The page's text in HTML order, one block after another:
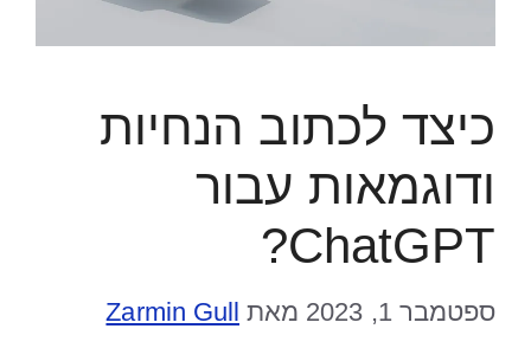
כיצד לכתוב הנחיות
ודוגמאות עבור
ChatGPT?
ספטמבר 1, 2023 מאת Zarmin Gull